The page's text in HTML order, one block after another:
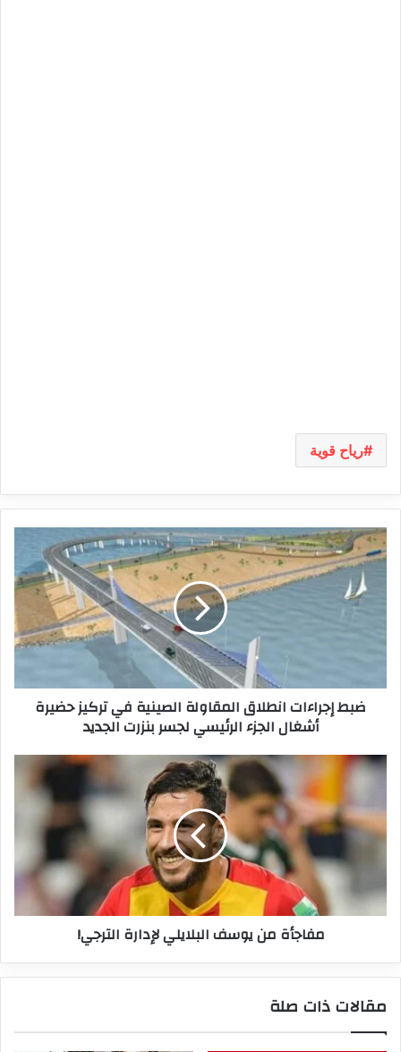
رياح قوية
ضبط
إجراءات
انطلاق
المقاولة
الصينية
تركيز
أشغال
الجزء
بنزرت
ضبط إجراءات انطلاق المقاولة الصينية في تركيز حضيرة
أشغال الجزء الرئيسي لجسر بنزرت الجديد
مفاجأة
البلايلي
لإدارة
مفاجأة من يوسف البلايلي لإدارة الترجي!
مقالات ذات صلة